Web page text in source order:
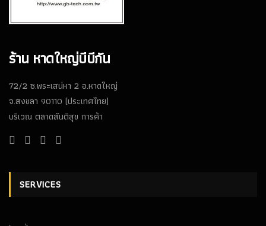
ร้าน หาดใหญ่บีบีกัน
72/2 ซ.พระเสน่หา 2 อ.หาดใหญ่
จ.สงขลา 90110 (ประเทศไทย)
บริเวณ ตลาดสันติสุข การค้า
SERVICES